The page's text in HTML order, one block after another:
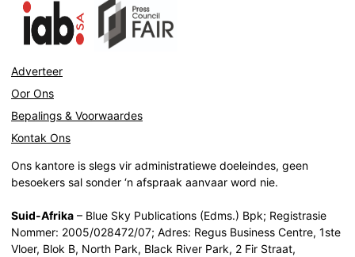
Adverteer
Oor Ons
Bepalings & Voorwaardes
Kontak Ons
Ons kantore is slegs vir administratiewe doeleindes, geen
besoekers sal sonder ‘n afspraak aanvaar word nie.
Suid-Afrika – Blue Sky Publications (Edms.) Bpk; Registrasie
Nommer: 2005/028472/07; Adres: Regus Business Centre, 1ste
Vloer, Blok B, North Park, Black River Park, 2 Fir Straat,